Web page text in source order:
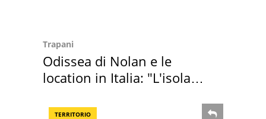
Trapani
Odissea di Nolan e le
location in Italia: "L'isola
TERRITORIO